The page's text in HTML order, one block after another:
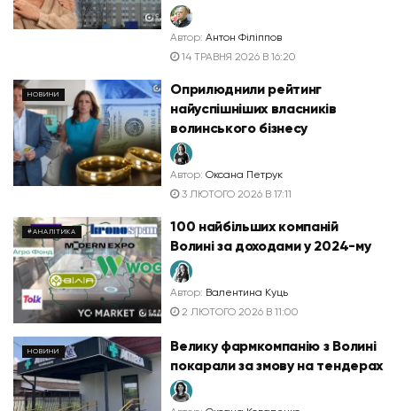
Автор: Антон Філіппов
14 ТРАВНЯ 2026 В 16:20
НОВИНИ
Оприлюднили рейтинг
найуспішніших власників
волинського бізнесу
Автор: Оксана Петрук
3 ЛЮТОГО 2026 В 17:11
#АНАЛІТИКА
100 найбільших компаній
Волині за доходами у 2024-му
Автор: Валентина Куць
2 ЛЮТОГО 2026 В 11:00
НОВИНИ
Велику фармкомпанію з Волині
покарали за змову на тендерах